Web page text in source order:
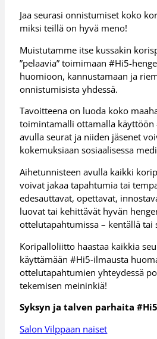
Jaa seurasi onnistumiset koko
miksi teillä on hyvä meno!
Muistutamme itse kussakin
”pelaavia” toimimaan #Hi5-
huomioon, kannustamaan ja
onnistumisista yhdessä.
Tavoitteena on luoda koko
toimintamalli ottamalla käyttöön
avulla seurat ja niiden jäsenet
kokemuksiaan sosiaalisessa
Aihetunnisteen avulla kaikki
voivat jakaa tapahtumia tai
edesauttavat, opettavat,
luovat tai kehittävät hyvän
ottelutapahtumissa – kentällä tai
Koripalloliitto haastaa kaikkia
käyttämään #Hi5-ilmausta
ottelutapahtumien yhteydessä
tekemisen meininkiä!
Syksyn ja talven parhaita
Salon Vilppaan naiset